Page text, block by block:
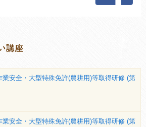
業安全・大型特殊免許(農耕用)等取得研修 (第
業安全・大型特殊免許(農耕用)等取得研修 (第